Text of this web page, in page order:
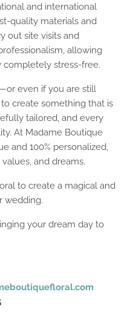
and international
quality materials and
out site visits and
allowing
completely stress-free.
even if you are still
create something that is
tailored, and every
At Madame Boutique
and 100% personalized,
and dreams.
to create a magical and
wedding.
your dream day to